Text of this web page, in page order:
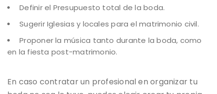
Definir el Presupuesto total de la boda.
Sugerir Iglesias y locales para el matrimonio civil.
Proponer la música tanto durante la boda, como
en la fiesta post-matrimonio.
En caso contratar un profesional en organizar tu